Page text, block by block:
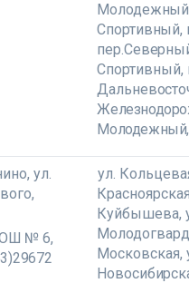
Спортивный,
Молодежный
ул.
№ 6,
ул.
Куйбышева,
Московская,